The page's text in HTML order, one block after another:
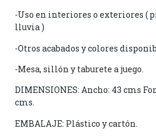
-Uso en interiores o exteriores (
lluvia )
-Otros acabados y colores
-Mesa, sillón y taburete a juego.
DIMENSIONES: Ancho: 43 cms
cms.
EMBALAJE: Plástico y cartón.